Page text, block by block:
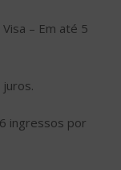
– Em até 5
ingressos por